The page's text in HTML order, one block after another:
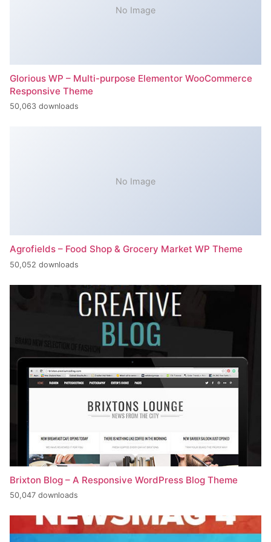
No Image
Glorious WP – Multi-purpose Elementor WooCommerce
Responsive Theme
50,063 downloads
No Image
Agrofields – Food Shop & Grocery Market WP Theme
50,052 downloads
Brixton Blog – A Responsive WordPress Blog Theme
50,047 downloads